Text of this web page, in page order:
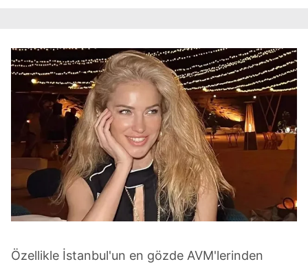
Özellikle İstanbul'un en gözde AVM'lerinden